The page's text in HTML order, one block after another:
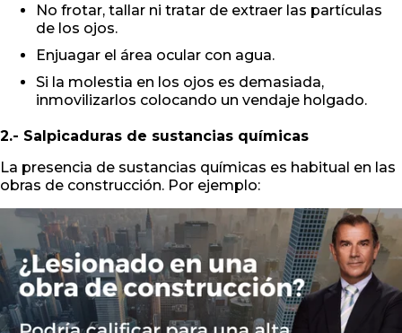
No frotar, tallar ni tratar de extraer las partículas
de los ojos.
Enjuagar el área ocular con agua.
Si la molestia en los ojos es demasiada,
inmovilizarlos colocando un vendaje holgado.
2.- Salpicaduras de sustancias químicas
La presencia de sustancias químicas es habitual en las
obras de construcción. Por ejemplo: